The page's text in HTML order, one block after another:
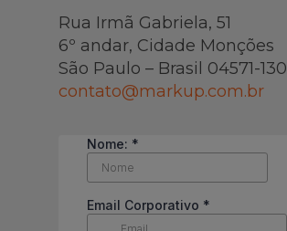
Rua Irmã Gabriela, 51
6º andar, Cidade Monções
São Paulo – Brasil 04571-130
contato@markup.com.br